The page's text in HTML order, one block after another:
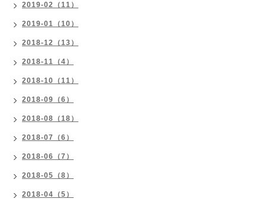
2019-02（11）
2019-01（10）
2018-12（13）
2018-11（4）
2018-10（11）
2018-09（6）
2018-08（18）
2018-07（6）
2018-06（7）
2018-05（8）
2018-04（5）